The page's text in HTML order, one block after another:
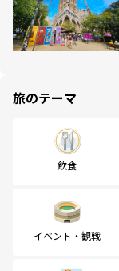
旅のテーマ
飲食
イベント・観戦